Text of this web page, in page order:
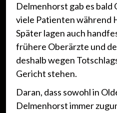
Delmenhorst gab es
viele Patienten während
Später lagen auch
frühere Oberärzte und
deshalb wegen
Gericht stehen.
Daran, dass sowohl in
Delmenhorst immer